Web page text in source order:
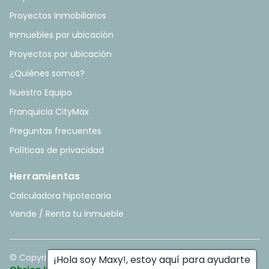
¡Hola soy Maxy!, estoy aquí para ayudarte
Proyectos Inmobiliarios
Inmuebles por ubicación
Proyectos por ubicación
¿Quiénes somos?
Nuestro Equipo
Franquicia CityMax
Preguntas frecuentes
Políticas de privacidad
Herramientas
Calculadora hipotecaria
Vende / Renta tu inmueble
© Copyright2026. All rights reserved. - Hecho con ❤️ por